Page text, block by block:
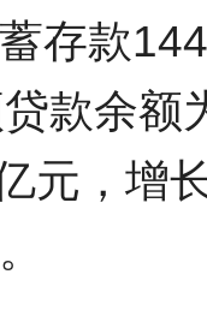
存款
款余额
元，增